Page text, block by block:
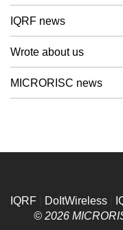
IQRF news
Wrote about us
MICRORISC news
IQRF DoItWireless
© 2026